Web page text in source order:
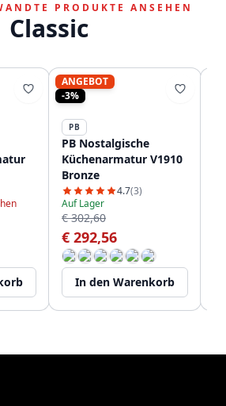
PRODUKTE ANSEHEN
Classic
ANGEBOT
-3%
PB
PB Nostalgische
Küchenarmatur V1910
Bronze
4.7(3)
Auf Lager
€ 302,60
€ 292,56
In den Warenkorb